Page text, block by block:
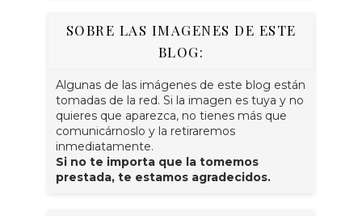
SOBRE LAS IMAGENES DE ESTE
BLOG:
Algunas de las imágenes de este blog están
tomadas de la red. Si la imagen es tuya y no
quieres que aparezca, no tienes más que
comunicárnoslo y la retiraremos
inmediatamente.
Si no te importa que la tomemos
prestada, te estamos agradecidos.